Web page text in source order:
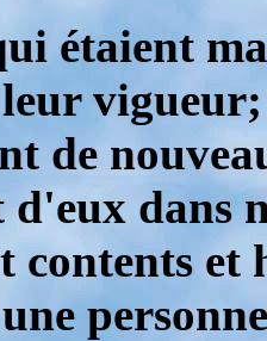
étaient
de
d'eux dans
contents